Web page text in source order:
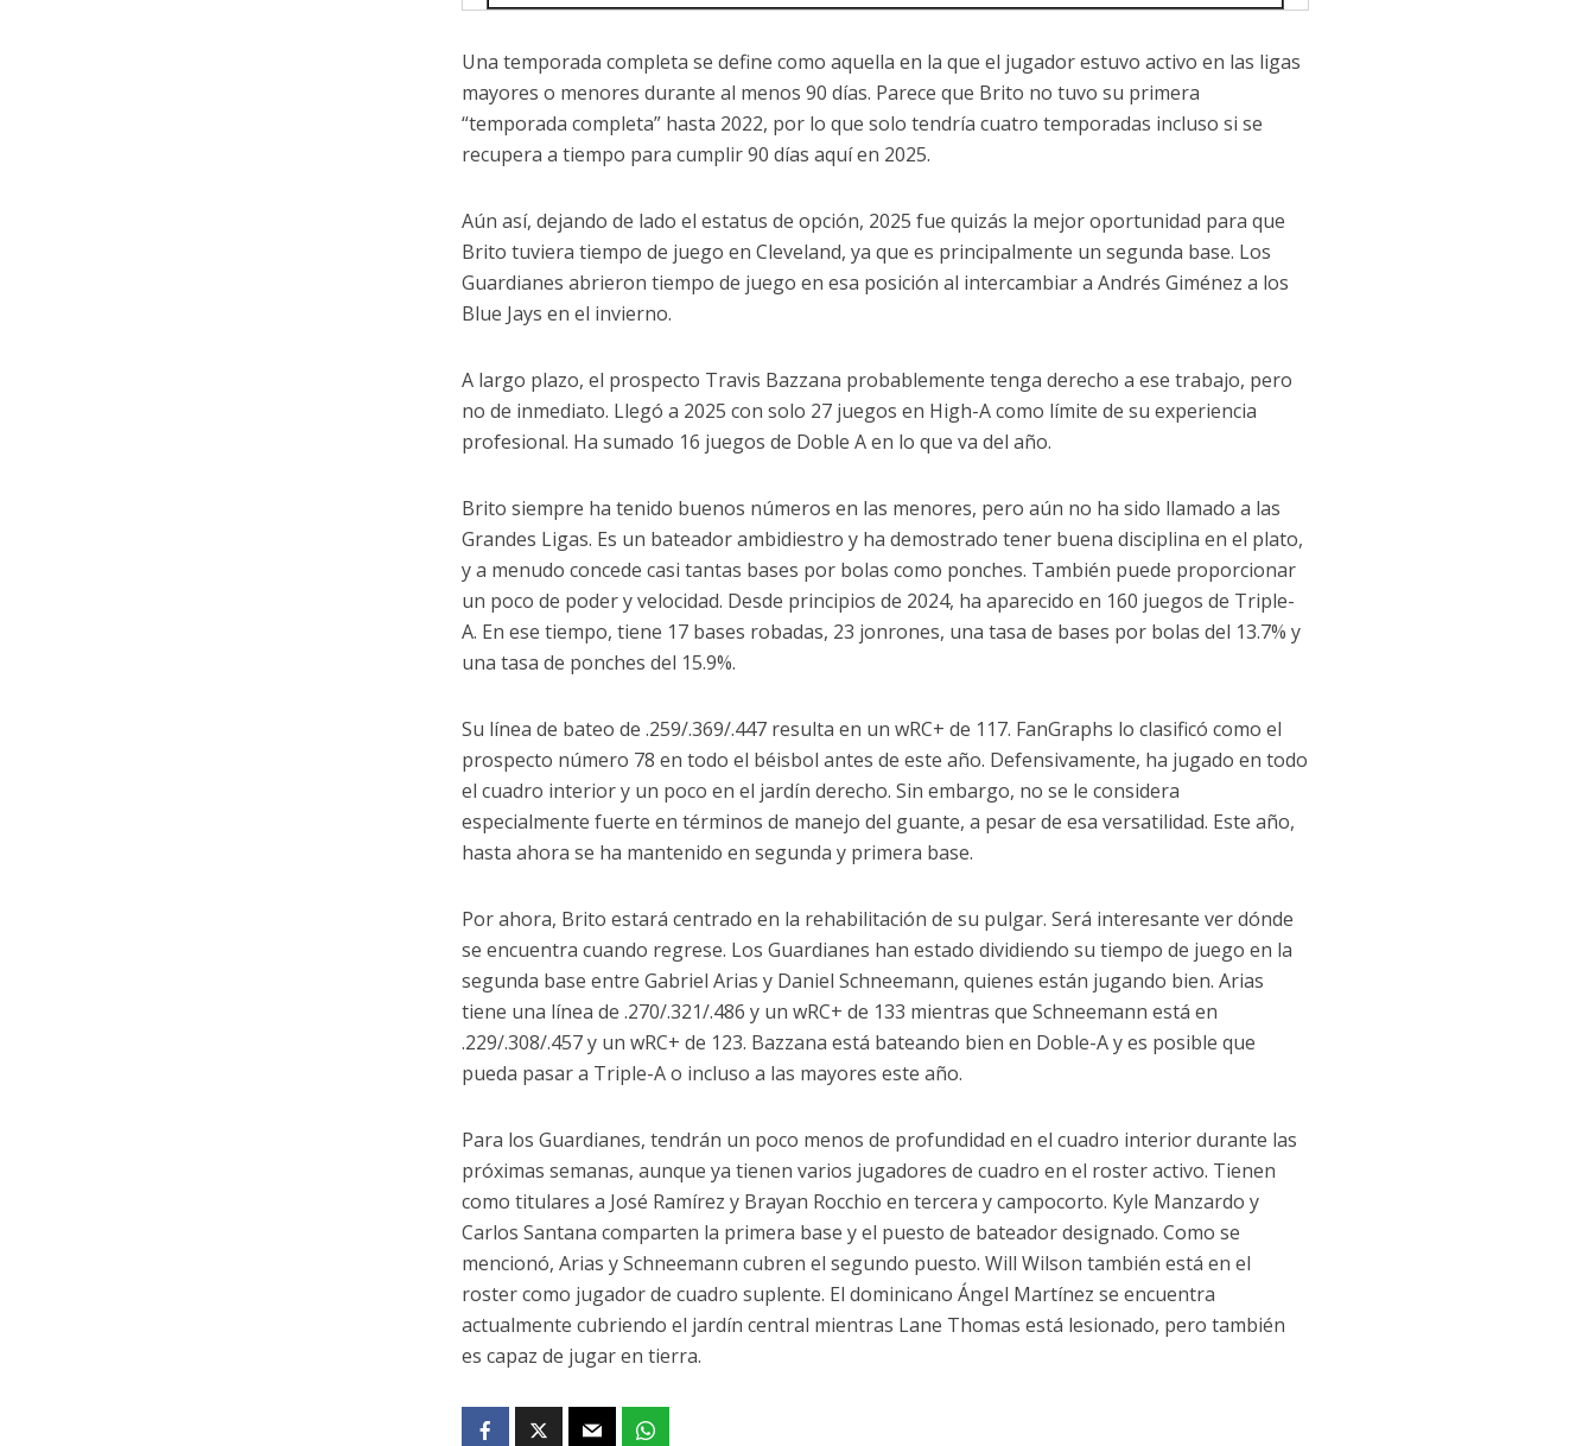
Una temporada completa se define como aquella en la que el jugador estuvo activo en las ligas
mayores o menores durante al menos 90 días. Parece que Brito no tuvo su primera
“temporada completa” hasta 2022, por lo que solo tendría cuatro temporadas incluso si se
recupera a tiempo para cumplir 90 días aquí en 2025.
Aún así, dejando de lado el estatus de opción, 2025 fue quizás la mejor oportunidad para que
Brito tuviera tiempo de juego en Cleveland, ya que es principalmente un segunda base. Los
Guardianes abrieron tiempo de juego en esa posición al intercambiar a Andrés Giménez a los
Blue Jays en el invierno.
A largo plazo, el prospecto Travis Bazzana probablemente tenga derecho a ese trabajo, pero
no de inmediato. Llegó a 2025 con solo 27 juegos en High-A como límite de su experiencia
profesional. Ha sumado 16 juegos de Doble A en lo que va del año.
Brito siempre ha tenido buenos números en las menores, pero aún no ha sido llamado a las
Grandes Ligas. Es un bateador ambidiestro y ha demostrado tener buena disciplina en el plato,
y a menudo concede casi tantas bases por bolas como ponches. También puede proporcionar
un poco de poder y velocidad. Desde principios de 2024, ha aparecido en 160 juegos de Triple-
A. En ese tiempo, tiene 17 bases robadas, 23 jonrones, una tasa de bases por bolas del 13.7% y
una tasa de ponches del 15.9%.
Su línea de bateo de .259/.369/.447 resulta en un wRC+ de 117. FanGraphs lo clasificó como el
prospecto número 78 en todo el béisbol antes de este año. Defensivamente, ha jugado en todo
el cuadro interior y un poco en el jardín derecho. Sin embargo, no se le considera
especialmente fuerte en términos de manejo del guante, a pesar de esa versatilidad. Este año,
hasta ahora se ha mantenido en segunda y primera base.
Por ahora, Brito estará centrado en la rehabilitación de su pulgar. Será interesante ver dónde
se encuentra cuando regrese. Los Guardianes han estado dividiendo su tiempo de juego en la
segunda base entre Gabriel Arias y Daniel Schneemann, quienes están jugando bien. Arias
tiene una línea de .270/.321/.486 y un wRC+ de 133 mientras que Schneemann está en
.229/.308/.457 y un wRC+ de 123. Bazzana está bateando bien en Doble-A y es posible que
pueda pasar a Triple-A o incluso a las mayores este año.
Para los Guardianes, tendrán un poco menos de profundidad en el cuadro interior durante las
próximas semanas, aunque ya tienen varios jugadores de cuadro en el roster activo. Tienen
como titulares a José Ramírez y Brayan Rocchio en tercera y campocorto. Kyle Manzardo y
Carlos Santana comparten la primera base y el puesto de bateador designado. Como se
mencionó, Arias y Schneemann cubren el segundo puesto. Will Wilson también está en el
roster como jugador de cuadro suplente. El dominicano Ángel Martínez se encuentra
actualmente cubriendo el jardín central mientras Lane Thomas está lesionado, pero también
es capaz de jugar en tierra.